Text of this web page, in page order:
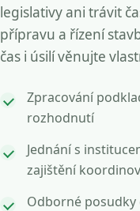
legislativy ani trávit
přípravu a řízení
čas i úsilí věnujte
Zpracování
rozhodnutí
Jednání s
zajištění
Odborné posudky